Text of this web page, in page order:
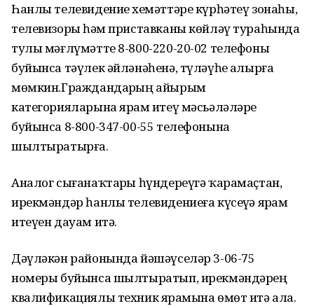
Һанлы телевидение хеҙмәттәре күрһәтеү зонаһы,
телевизорҙы һәм приставканы көйләү тураһында
тулы мәғлүмәтте 8-800-220-20-02 телефоны
буйынса тәүлек әйләнәһенә, түләүһеҙ алырға
мөмкин.Граждандарҙың айырым
категорияларына ярҙам итеү мәсьәләләре
буйынса 8-800-347-00-55 телефонына
шылтыратырға.
Аналог сығанаҡтарҙы һүндереүгә ҡарамаҫтан,
ирекмәндәр һанлы телевидениеға күсеүҙә ярҙам
итеүен дауам итә.
Дәүләкән районында йәшәүселәр 3-06-75
номеры буйынса шылтыратып, ирекмәндәрҙең
квалификациялы техник ярҙамына өмөт итә ала.